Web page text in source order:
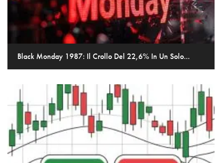
Black Monday 1987: Il Crollo Del 22,6% In Un Solo...